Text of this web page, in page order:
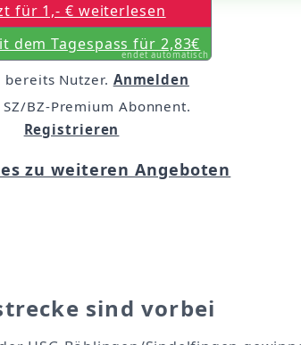
sind vorbei
für 1,- € weiterlesen
dem Tagespass für 2,83€
endet automatisch
bereits Nutzer. Anmelden
BZ-Premium Abonnent.
Registrieren
zu weiteren Angeboten